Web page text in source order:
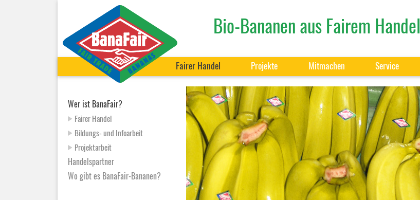
Bio-Bananen aus Fairem Handel
Navigation
überspringen Fairer Handel Projekte Mitmachen Service
Navigation
überspringen
Wer ist BanaFair?
Fairer Handel
Bildungs- und Infoarbeit
Projektarbeit
Handelspartner
Wo gibt es BanaFair-Bananen?